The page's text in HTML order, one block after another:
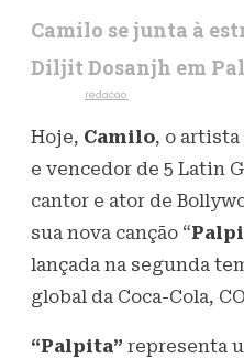
Camilo se junta à
Diljit Dosanjh em
redacao
Hoje, Camilo, o artista
e vencedor de 5 Latin
cantor e ator de
sua nova canção “
lançada na segunda
global da Coca-Cola,
“Palpita” representa